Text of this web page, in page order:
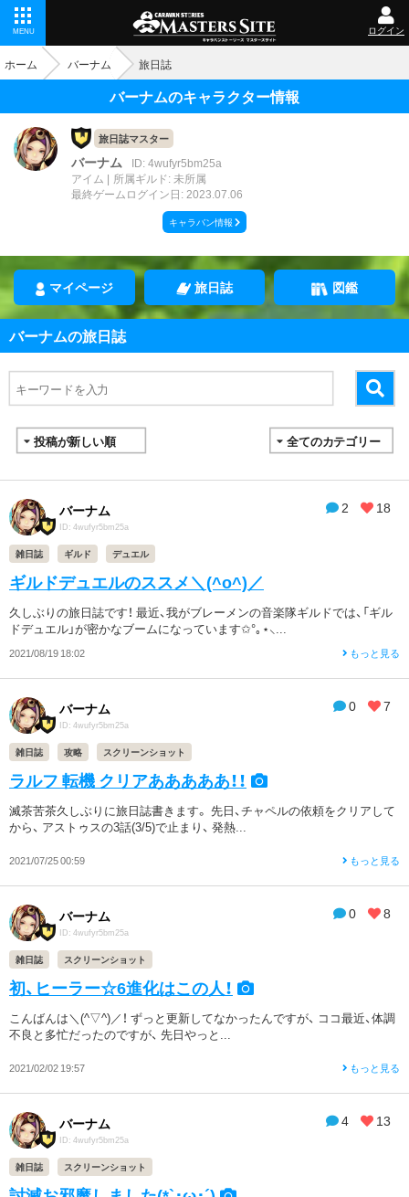
MENU ログイン
ホーム バーナム 旅日誌
バーナムのキャラクター情報
旅日誌マスター
バーナム
ID: 4wufyr5bm25a
アイム
所属ギルド: 未所属
最終ゲームログイン日: 2023.07.06
キャラバン情報
マイページ 旅日誌 図鑑
バーナムの旅日誌
2 18
バーナム
ID: 4wufyr5bm25a
雑日誌 ギルド デュエル
ギルドデュエルのススメ＼(^o^)／
久しぶりの旅日誌です！ 最近、我がブレーメンの音楽隊ギルドでは、「ギル
ドデュエル」が密かなブームになっています✩°｡⋆⸜...
2021/08/19 18:02 もっと見る
0 7
バーナム
ID: 4wufyr5bm25a
雑日誌 攻略 スクリーンショット
ラルフ 転機 クリアあああああ！！
滅茶苦茶久しぶりに旅日誌書きます。 先日、チャペルの依頼をクリアして
から、 アストゥスの3話(3/5)で止まり、 発熱...
2021/07/25 00:59 もっと見る
0 8
バーナム
ID: 4wufyr5bm25a
雑日誌 スクリーンショット
初、ヒーラー☆6進化はこの人！
こんばんは＼(^▽^)／！ ずっと更新してなかったんですが、 ココ最近、体調
不良と多忙だったのですが、 先日やっと...
2021/02/02 19:57 もっと見る
4 13
バーナム
ID: 4wufyr5bm25a
雑日誌 スクリーンショット